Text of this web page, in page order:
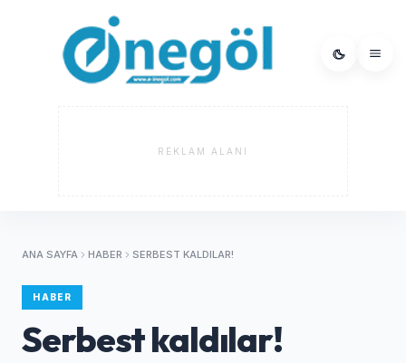
REKLAM ALANI
ANA SAYFA HABER SERBEST KALDILAR!
HABER
Serbest kaldılar!